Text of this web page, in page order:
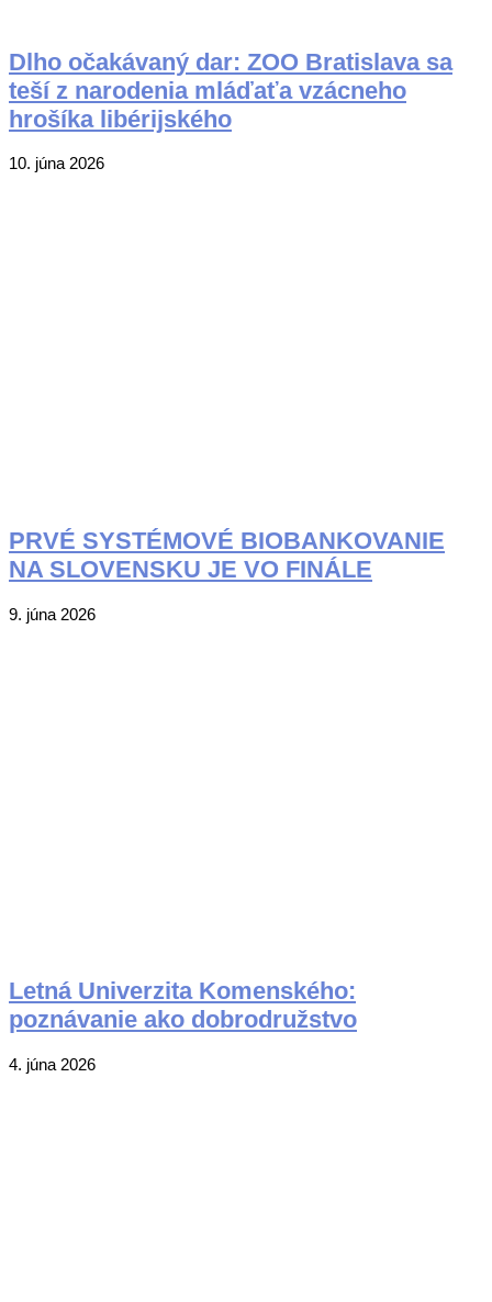
Dlho očakávaný dar: ZOO Bratislava sa
teší z narodenia mláďaťa vzácneho
hrošíka libérijského
2026-
10. júna 2026
PRVÉ SYSTÉMOVÉ BIOBANKOVANIE
NA SLOVENSKU JE VO FINÁLE
2026-
9. júna 2026
Letná Univerzita Komenského:
poznávanie ako dobrodružstvo
2026-
4. júna 2026